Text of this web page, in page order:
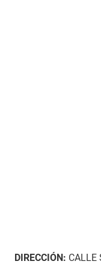
DIRECCIÓN: CALLE